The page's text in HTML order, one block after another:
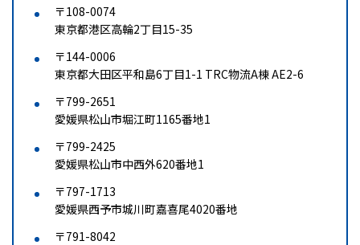
〒108-0074
東京都港区高輪2丁目15-35
〒144-0006
東京都大田区平和島6丁目1-1 TRC物流A棟 AE2-6
〒799-2651
愛媛県松山市堀江町1165番地1
〒799-2425
愛媛県松山市中西外620番地1
〒797-1713
愛媛県西予市城川町嘉喜尾4020番地
〒791-8042